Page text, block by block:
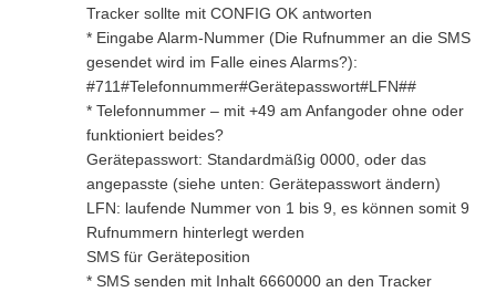
Tracker sollte mit CONFIG OK antworten
* Eingabe Alarm-Nummer (Die Rufnummer an die SMS
gesendet wird im Falle eines Alarms?):
#711#Telefonnummer#Gerätepasswort#LFN##
* Telefonnummer – mit +49 am Anfangoder ohne oder
funktioniert beides?
Gerätepasswort: Standardmäßig 0000, oder das
angepasste (siehe unten: Gerätepasswort ändern)
LFN: laufende Nummer von 1 bis 9, es können somit 9
Rufnummern hinterlegt werden
SMS für Geräteposition
* SMS senden mit Inhalt 6660000 an den Tracker